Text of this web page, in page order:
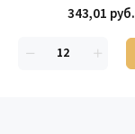
343,01 руб.